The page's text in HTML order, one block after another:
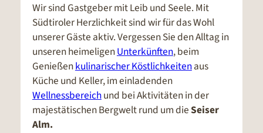
Wir sind Gastgeber mit Leib und Seele. Mit
Südtiroler Herzlichkeit sind wir für das Wohl
unserer Gäste aktiv. Vergessen Sie den Alltag in
unseren heimeligenUnterkünften, beim
Genießenkulinarischer Köstlichkeitenaus
Küche und Keller, im einladenden
Wellnessbereichund bei Aktivitäten in der
majestätischen Bergwelt rund um dieSeiser
Alm.